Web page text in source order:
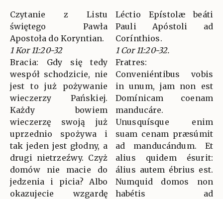
Czytanie z Listu
świętego Pawła
Apostoła do Koryntian.
1 Kor 11:20-32
Bracia: Gdy się tedy
wespół schodzicie, nie
jest to już pożywanie
wieczerzy Pańskiej.
Każdy bowiem
wieczerzę swoją już
uprzednio spożywa i
tak jeden jest głodny, a
drugi nietrzeźwy. Czyż
domów nie macie do
jedzenia i picia? Albo
okazujecie wzgardę
Léctio Epístolæ beáti
Pauli Apóstoli ad
Corínthios.
1 Cor 11:20-32.
Fratres:
Conveniéntibus vobis
in unum, jam non est
Domínicam coenam
manducáre.
Unusquísque enim
suam cenam præsúmit
ad manducándum. Et
alius quidem ésurit:
álius autem ébrius est.
Numquid domos non
habétis ad